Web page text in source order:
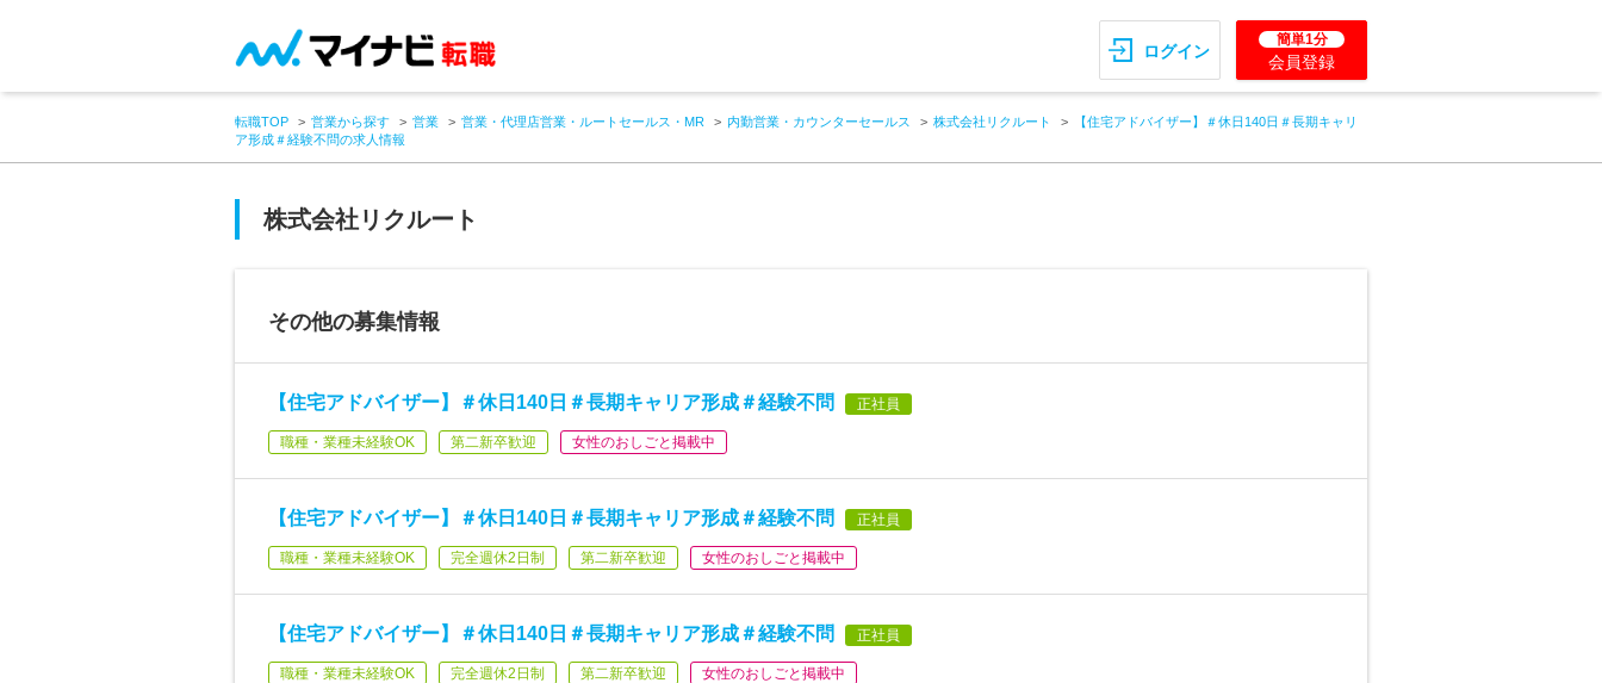
ログイン
簡単1分
会員登録
転職TOP 営業から探す 営業 営業・代理店営業・ルートセールス・MR 内勤営業・カウンターセールス 株式会社リクルート
【住宅アドバイザー】＃休日140日＃長期キャリ
ア形成＃経験不問の求人情報
株式会社リクルート
その他の募集情報
【住宅アドバイザー】＃休日140日＃長期キャリア形成＃経験不問 正社員
職種・業種未経験OK 第二新卒歓迎 女性のおしごと掲載中
【住宅アドバイザー】＃休日140日＃長期キャリア形成＃経験不問 正社員
職種・業種未経験OK 完全週休2日制 第二新卒歓迎 女性のおしごと掲載中
【住宅アドバイザー】＃休日140日＃長期キャリア形成＃経験不問 正社員
職種・業種未経験OK 完全週休2日制 第二新卒歓迎 女性のおしごと掲載中